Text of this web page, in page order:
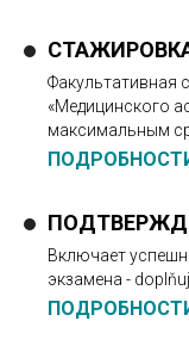
Факультативная
«Медицинского
максимальным
Включает
экзамена -